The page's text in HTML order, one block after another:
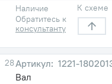
Наличие
Обратитесь к
консультанту
К схеме
28
1221-
Вал